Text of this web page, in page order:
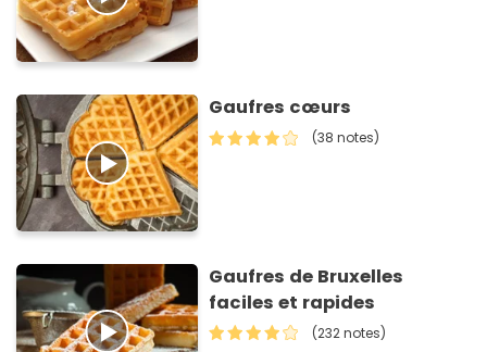
Gaufres cœurs
(38 notes)
Gaufres de Bruxelles
faciles et rapides
(232 notes)